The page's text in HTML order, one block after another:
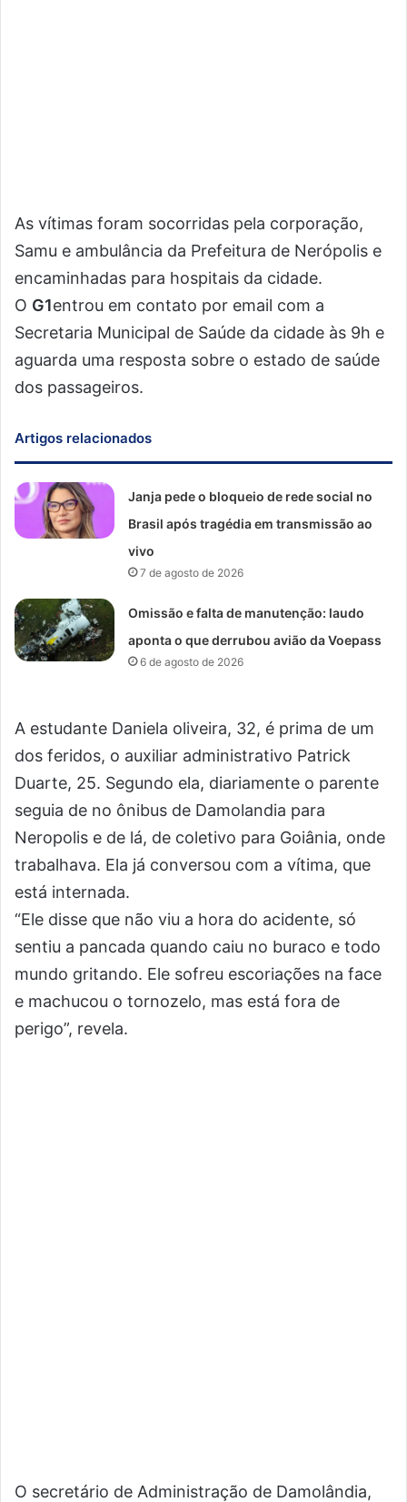
As vítimas foram socorridas pela corporação,
Samu e ambulância da Prefeitura de Nerópolis e
encaminhadas para hospitais da cidade.
O G1entrou em contato por email com a
Secretaria Municipal de Saúde da cidade às 9h e
aguarda uma resposta sobre o estado de saúde
dos passageiros.
Artigos relacionados
Janja pede o bloqueio de rede social no
Brasil após tragédia em transmissão ao
vivo
7 de agosto de 2026
Omissão e falta de manutenção: laudo
aponta o que derrubou avião da Voepass
6 de agosto de 2026
A estudante Daniela oliveira, 32, é prima de um
dos feridos, o auxiliar administrativo Patrick
Duarte, 25. Segundo ela, diariamente o parente
seguia de no ônibus de Damolandia para
Neropolis e de lá, de coletivo para Goiânia, onde
trabalhava. Ela já conversou com a vítima, que
está internada.
“Ele disse que não viu a hora do acidente, só
sentiu a pancada quando caiu no buraco e todo
mundo gritando. Ele sofreu escoriações na face
e machucou o tornozelo, mas está fora de
perigo”, revela.
O secretário de Administração de Damolândia,